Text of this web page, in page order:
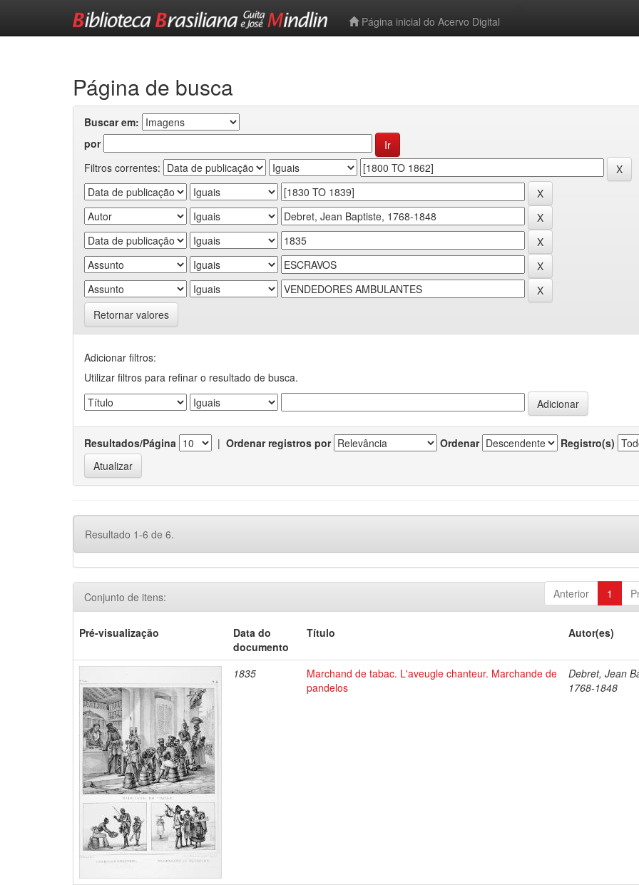
Página inicial do Acervo Digital
Página de busca
Buscar em:
por
Filtros correntes:
Retornar valores
Adicionar filtros:
Utilizar filtros para refinar o resultado de busca.
Resultados/Página | Ordenar registros por Ordenar Registro(s)
Resultado 1-6 de 6.
Anterior 1
Conjunto de itens:
Pré-visualização
Data do
documento
Título Autor(es)
1835
Marchand de tabac. L'aveugle chanteur. Marchande de
pandelos
Debret, Jean
1768-1848